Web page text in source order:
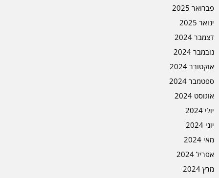
פברואר 2025
ינואר 2025
דצמבר 2024
נובמבר 2024
אוקטובר 2024
ספטמבר 2024
אוגוסט 2024
יולי 2024
יוני 2024
מאי 2024
אפריל 2024
מרץ 2024